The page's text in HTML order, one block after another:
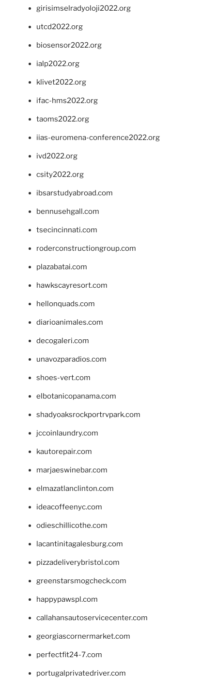
girisimselradyoloji2022.org
utcd2022.org
biosensor2022.org
ialp2022.org
klivet2022.org
ifac-hms2022.org
taoms2022.org
iias-euromena-conference2022.org
ivd2022.org
csity2022.org
ibsarstudyabroad.com
bennusehgall.com
tsecincinnati.com
roderconstructiongroup.com
plazabatai.com
hawkscayresort.com
hellonquads.com
diarioanimales.com
decogaleri.com
unavozparadios.com
shoes-vert.com
elbotanicopanama.com
shadyoaksrockportrvpark.com
jccoinlaundry.com
kautorepair.com
marjaeswinebar.com
elmazatlanclinton.com
ideacoffeenyc.com
odieschillicothe.com
lacantinitagalesburg.com
pizzadeliverybristol.com
greenstarsmogcheck.com
happypawspl.com
callahansautoservicecenter.com
georgiascornermarket.com
perfectfit24-7.com
portugalprivatedriver.com